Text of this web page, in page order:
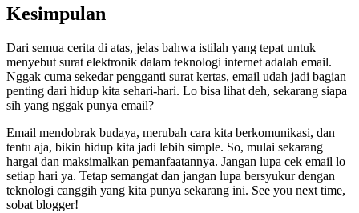
Kesimpulan
Dari semua cerita di atas, jelas bahwa istilah yang tepat untuk
menyebut surat elektronik dalam teknologi internet adalah email.
Nggak cuma sekedar pengganti surat kertas, email udah jadi bagian
penting dari hidup kita sehari-hari. Lo bisa lihat deh, sekarang siapa
sih yang nggak punya email?
Email mendobrak budaya, merubah cara kita berkomunikasi, dan
tentu aja, bikin hidup kita jadi lebih simple. So, mulai sekarang
hargai dan maksimalkan pemanfaatannya. Jangan lupa cek email lo
setiap hari ya. Tetap semangat dan jangan lupa bersyukur dengan
teknologi canggih yang kita punya sekarang ini. See you next time,
sobat blogger!